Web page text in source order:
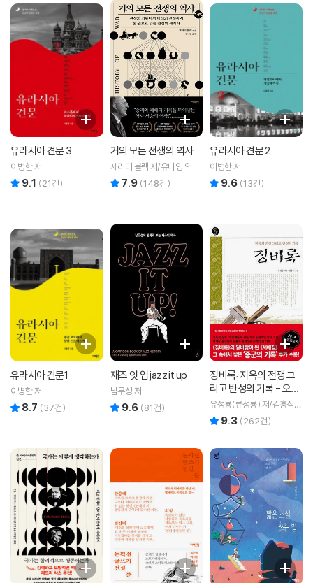
유라시아 견문 3
이병한 저
9.1 (21건)
거의 모든 전쟁의 역사
제러미 블랙 저/유나영 역
7.9 (148건)
유라시아 견문 2
이병한 저
9.6 (13건)
유라시아 견문1
이병한 저
8.7 (37건)
재즈 잇 업 jazz it up
남무성 저
9.6 (81건)
징비록: 지옥의 전쟁 그
리고 반성의 기록 - 오래
된책방 02
유성룡(류성룡) 저/김흥식
역 9.3 (262건)